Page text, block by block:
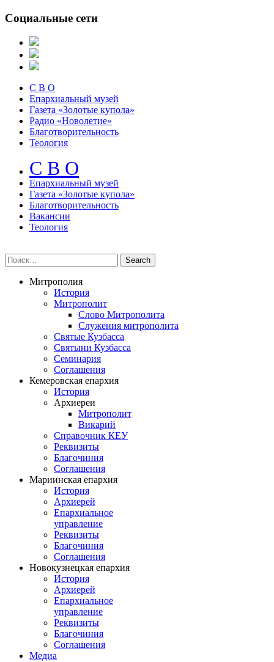
Социальные сети
С В О
Епархиальный музей
Газета «Золотые купола»
Радио «Новолетие»
Благотворительность
Теология
С В О
Епархиальный музeй
Газета «Золотые купола»
Благотворительность
Вакансии
Теология
Митрополия
История
Митрополит
Слово Митрополита
Служения митрополита
Святые Кузбасса
Святыни Кузбасса
Семинария
Соглашения
Кемеровская епархия
История
Архиереи
Митрополит
Викарий
Справочник КЕУ
Реквизиты
Благочиния
Соглашения
Мариинская епархия
История
Архиерей
Епархиальное
управление
Реквизиты
Благочиния
Соглашения
Новокузнецкая епархия
История
Архиерей
Епархиальное
управление
Реквизиты
Благочиния
Соглашения
Медиа